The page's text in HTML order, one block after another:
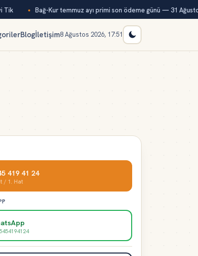
Bağ-Kur temmuz ayı primi son ödeme günü — 31 Ağustos
Blogİletişim8 Ağustos 2026, 17:51
419 41 24
/ 1. Hat